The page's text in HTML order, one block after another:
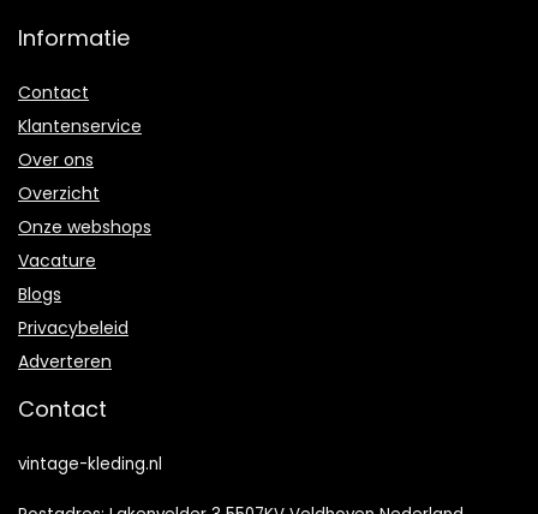
Informatie
Contact
Klantenservice
Over ons
Overzicht
Onze webshops
Vacature
Blogs
Privacybeleid
Adverteren
Contact
vintage-kleding.nl